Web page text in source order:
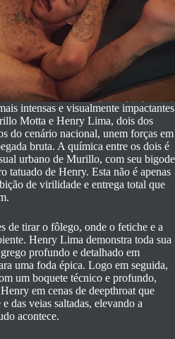
intensas e visualmente impactantes
Motta e Henry Lima, dois dos
do cenário nacional, unem forças em
bruta. A química entre os dois é
urbano de Murillo, com seu bigode
tatuado de Henry. Esta não é apenas
de virilidade e entrega total que
de tirar o fôlego, onde o fetiche e a
Henry Lima demonstra toda sua
profundo e detalhado em
uma foda épica. Logo em seguida,
um boquete técnico e profundo,
em cenas de deepthroat que
das veias saltadas, elevando a
acontece.